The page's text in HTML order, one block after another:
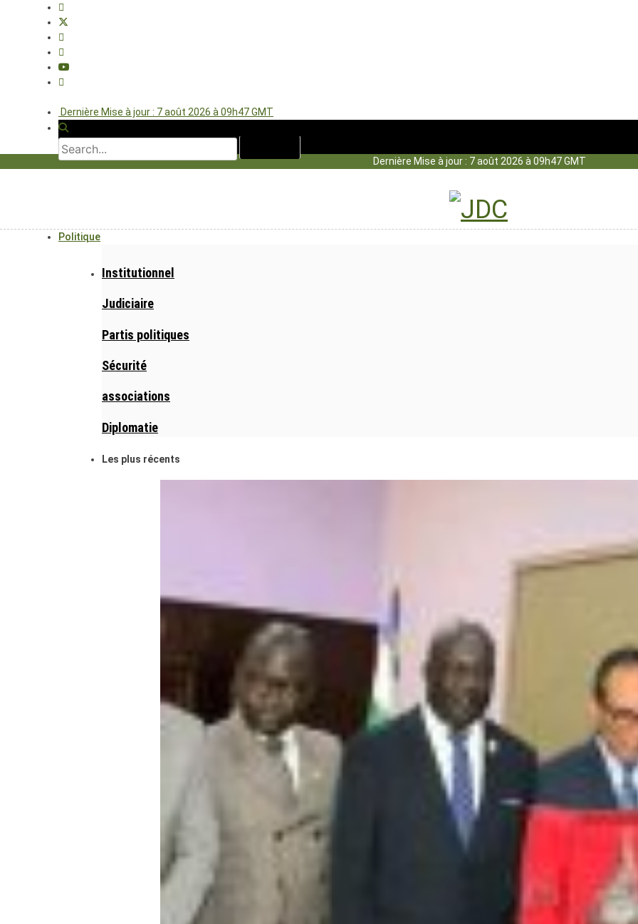
Dernière Mise à jour : 7 août 2026 à 09h47 GMT
Dernière Mise à jour : 7 août 2026 à 09h47 GMT
Politique
Institutionnel
Judiciaire
Partis politiques
Sécurité
associations
Diplomatie
Les plus récents